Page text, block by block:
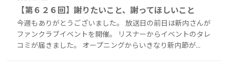
【第６２６回】謝りたいこと、謝ってほしいこと
今週もありがとうございました。 放送日の前日は新内さんが
ファンクラブイベントを開催。 リスナーからイベントのタレ
コミが届きました。 オープニングからいきなり新内節が...